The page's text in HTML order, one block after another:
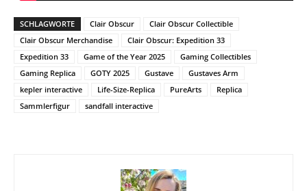
SCHLAGWORTE Clair Obscur
Clair Obscur Collectible
Clair Obscur Merchandise
Clair Obscur: Expedition 33
Expedition 33
Game of the Year 2025
Gaming Collectibles
Gaming Replica
GOTY 2025 Gustave
Gustaves Arm
kepler interactive
Life-Size-Replica PureArts
Replica
Sammlerfigur
sandfall interactive